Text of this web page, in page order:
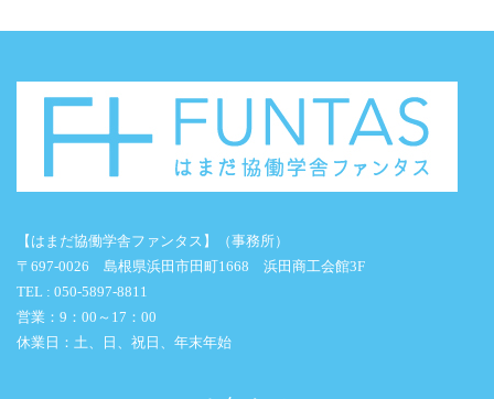
【はまだ協働学舎ファンタス】（事務所）
〒697-0026 島根県浜田市田町1668 浜田商工会館3F
TEL : 050-5897-8811
営業：9：00～17：00
休業日：土、日、祝日、年末年始